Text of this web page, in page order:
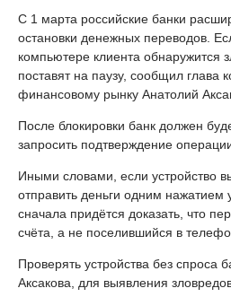
С 1 марта российские банки
остановки денежных переводов.
компьютере клиента обнаружится
поставят на паузу, сообщил глава
финансовому рынку Анатолий
После блокировки банк должен
запросить подтверждение
Иными словами, если устройство
отправить деньги одним нажатием
сначала придётся доказать, что
счёта, а не поселившийся в
Проверять устройства без спроса
Аксакова, для выявления